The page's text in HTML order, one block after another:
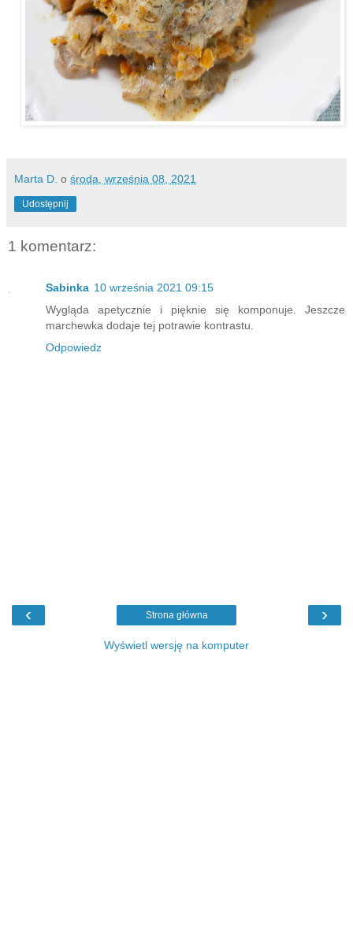
Marta D. o środa, września 08, 2021
Udostępnij
1 komentarz:
Sabinka 10 września 2021 09:15
Wygląda apetycznie i pięknie się komponuje. Jeszcze
marchewka dodaje tej potrawie kontrastu.
Odpowiedz
‹ ›
Strona główna
Wyświetl wersję na komputer